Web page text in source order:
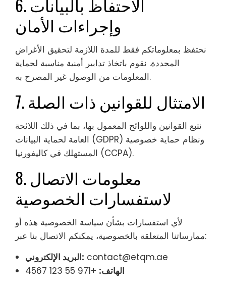
6. الاحتفاظ بالبيانات
وإجراءات الأمان
نحتفظ بمعلوماتكم فقط للمدة اللازمة لتحقيق الأغراض
المحددة. نقوم باتخاذ تدابير أمنية مناسبة لحماية
المعلومات من الوصول غير المصرح به.
7. الامتثال للقوانين ذات الصلة
نتبع القوانين واللوائح المعمول بها، بما في ذلك اللائحة
العامة لحماية البيانات (GDPR) ونظام حماية خصوصية
المستهلك في كاليفورنيا (CCPA).
8. معلومات الاتصال
لاستفسارات الخصوصية
لأي استفسارات بشأن سياسة الخصوصية هذه أو
ممارساتنا المتعلقة بالخصوصية، يمكنكم الاتصال بنا عبر:
البريد الإلكتروني: contact@etqm.ae
الهاتف: +971 55 123 4567